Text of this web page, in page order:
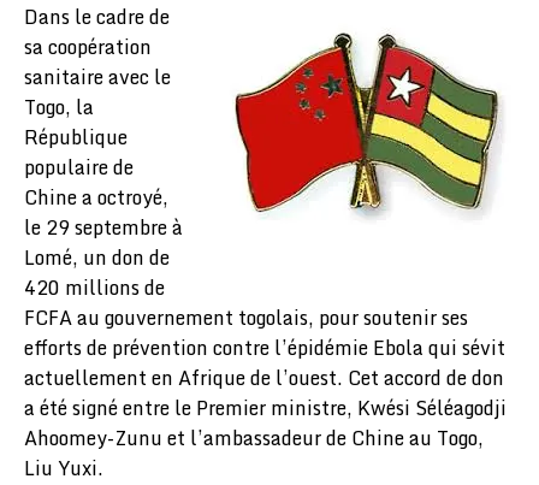
Dans le cadre de
sa coopération
sanitaire avec le
Togo, la
République
populaire de
Chine a octroyé,
le 29 septembre à
Lomé, un don de
420 millions de
FCFA au gouvernement togolais, pour soutenir ses
efforts de prévention contre l’épidémie Ebola qui sévit
actuellement en Afrique de l’ouest. Cet accord de don
a été signé entre le Premier ministre, Kwési Séléagodji
Ahoomey-Zunu et l’ambassadeur de Chine au Togo,
Liu Yuxi.